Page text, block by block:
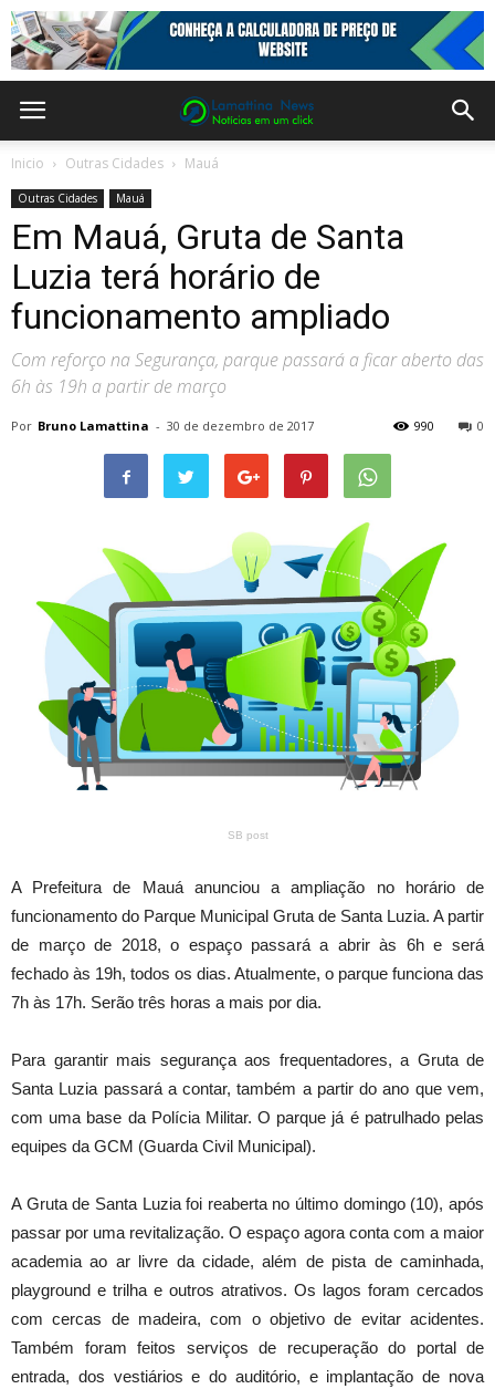
Inicio Outras Cidades Mauá
Outras Cidades Mauá
Em Mauá, Gruta de Santa
Luzia terá horário de
funcionamento ampliado
Com reforço na Segurança, parque passará a ficar aberto das
6h às 19h a partir de março
Por Bruno Lamattina - 30 de dezembro de 2017 0
990
SB post
A Prefeitura de Mauá anunciou a ampliação no horário de
funcionamento do Parque Municipal Gruta de Santa Luzia. A partir
de março de 2018, o espaço passará a abrir às 6h e será
fechado às 19h, todos os dias. Atualmente, o parque funciona das
7h às 17h. Serão três horas a mais por dia.
Para garantir mais segurança aos frequentadores, a Gruta de
Santa Luzia passará a contar, também a partir do ano que vem,
com uma base da Polícia Militar. O parque já é patrulhado pelas
equipes da GCM (Guarda Civil Municipal).
A Gruta de Santa Luzia foi reaberta no último domingo (10), após
passar por uma revitalização. O espaço agora conta com a maior
academia ao ar livre da cidade, além de pista de caminhada,
playground e trilha e outros atrativos. Os lagos foram cercados
com cercas de madeira, com o objetivo de evitar acidentes.
Também foram feitos serviços de recuperação do portal de
entrada, dos vestiários e do auditório, e implantação de nova